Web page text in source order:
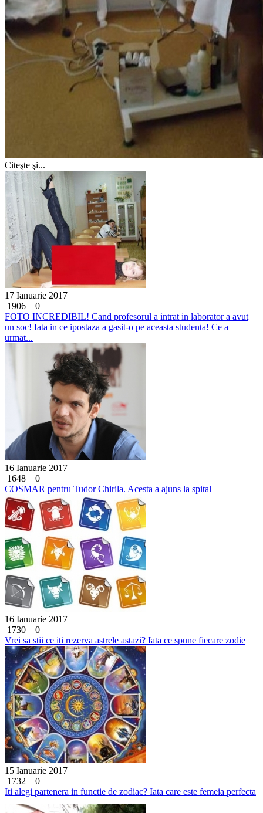
Citeşte şi...
17 Ianuarie 2017
1906
0
FOTO INCREDIBIL! Cand profesorul a intrat in laborator a avut
un soc! Iata in ce ipostaza a gasit-o pe aceasta studenta! Ce a
urmat...
16 Ianuarie 2017
1648
0
COSMAR pentru Tudor Chirila. Acesta a ajuns la spital
16 Ianuarie 2017
1730
0
Vrei sa stii ce iti rezerva astrele astazi? Iata ce spune fiecare zodie
15 Ianuarie 2017
1732
0
Iti alegi partenera in functie de zodiac? Iata care este femeia perfecta